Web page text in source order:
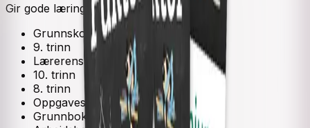
Gir gode læringsopplevelser i matematikk
Grunnskole
9. trinn
Lærerens bok
10. trinn
8. trinn
Oppgavesamling
Grunnbok